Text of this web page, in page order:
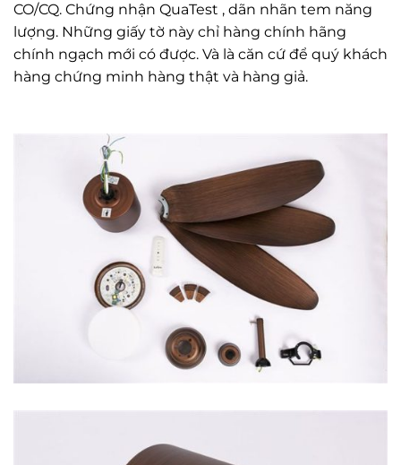
CO/CQ. Chứng nhận QuaTest , dãn nhãn tem năng
lượng. Những giấy tờ này chỉ hàng chính hãng
chính ngạch mới có được. Và là căn cứ để quý khách
hàng chứng minh hàng thật và hàng giả.